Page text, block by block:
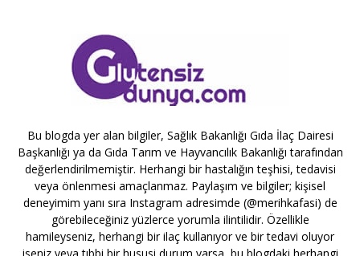
Bu blogda yer alan bilgiler, Sağlık Bakanlığı Gıda İlaç Dairesi
Başkanlığı ya da Gıda Tarım ve Hayvancılık Bakanlığı tarafından
değerlendirilmemiştir. Herhangi bir hastalığın teşhisi, tedavisi
veya önlenmesi amaçlanmaz. Paylaşım ve bilgiler; kişisel
deneyimim yanı sıra Instagram adresimde (@merihkafasi) de
görebileceğiniz yüzlerce yorumla ilintilidir. Özellikle
hamileyseniz, herhangi bir ilaç kullanıyor ve bir tedavi oluyor